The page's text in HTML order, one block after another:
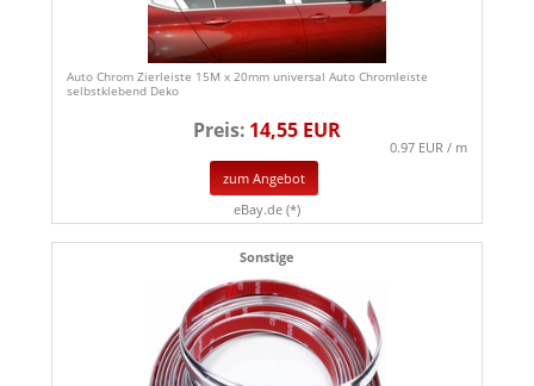
Auto Chrom Zierleiste 15M x 20mm universal Auto Chromleiste
selbstklebend Deko
Preis: 14,55 EUR
0.97 EUR / m
zum Angebot
eBay.de (*)
Sonstige